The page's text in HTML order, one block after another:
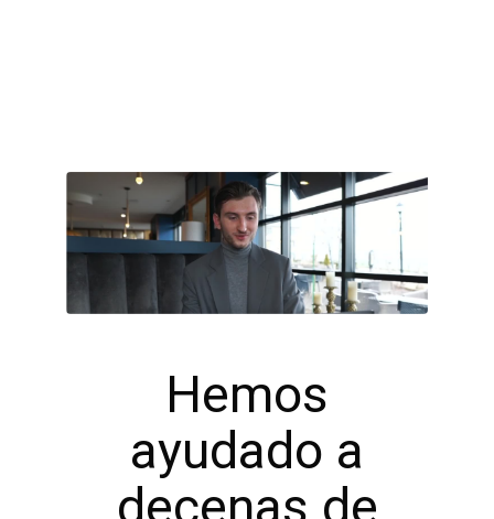
Hemos
ayudado a
decenas de